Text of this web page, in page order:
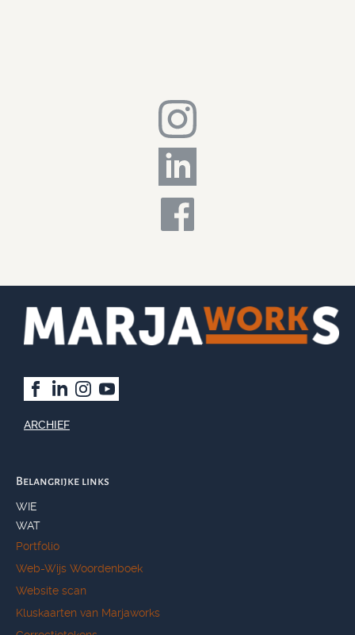
ARCHIEF
Belangrijke links
WIE
WAT
Portfolio
Web-Wijs Woordenboek
Website scan
Kluskaarten van Marjaworks